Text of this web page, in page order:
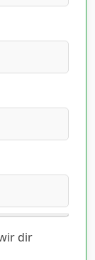
dir